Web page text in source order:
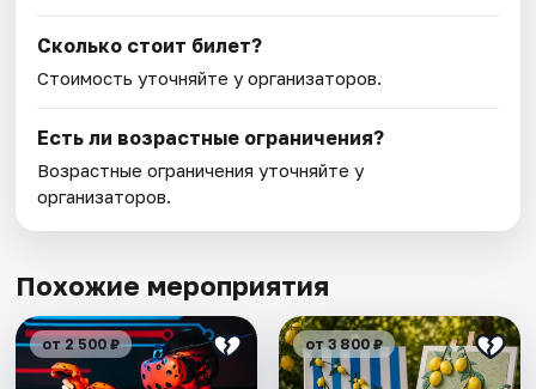
Сколько стоит билет?
Стоимость уточняйте у организаторов.
Есть ли возрастные ограничения?
Возрастные ограничения уточняйте у
организаторов.
Похожие мероприятия
от 2 500 ₽ от 3 800 ₽